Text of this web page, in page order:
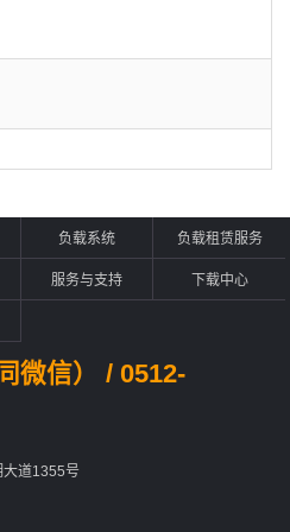
负载系统 负载租赁服务
服务与支持 下载中心
微信） / 0512-
大道1355号